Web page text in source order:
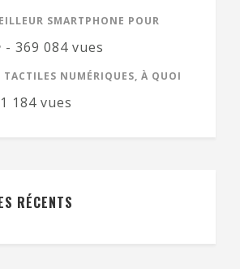
SMARTPHONE POUR
- 369 084 vues
TACTILES NUMÉRIQUES, À QUOI
184 vues
RÉCENTS